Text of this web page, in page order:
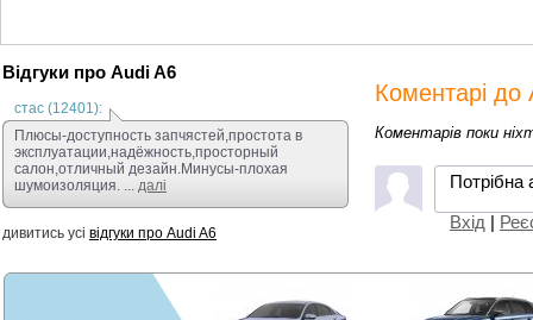
Відгуки про Audi A6
стас (12401):
Плюсы-доступность запчястей,простота в
эксплуатации,надёжность,просторный
салон,отличный дезайн.Минусы-плохая
шумоизоляция. ... далі
дивитись усі відгуки про Audi A6
Коментарі до
Коментарів поки
Потрібна
Вхід |